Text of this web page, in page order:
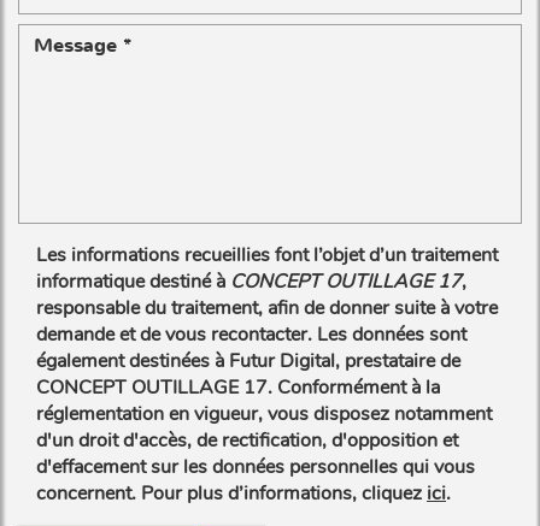
Les informations recueillies font l’objet d’un traitement
informatique destiné à CONCEPT OUTILLAGE 17,
responsable du traitement, afin de donner suite à votre
demande et de vous recontacter. Les données sont
également destinées à Futur Digital, prestataire de
CONCEPT OUTILLAGE 17. Conformément à la
réglementation en vigueur, vous disposez notamment
d'un droit d'accès, de rectification, d'opposition et
d'effacement sur les données personnelles qui vous
concernent. Pour plus d’informations, cliquez ici.